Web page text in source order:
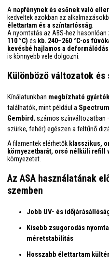
A napfénynek és esőnek való
kedveltek azokban az
élettartam és a színtartósság
A nyomtatás az ABS-hez hasonlóan
110 °C) és kb. 240–260 °C-os
kevésbé hajlamos a
is könnyebb vele dolgozni.
Különböző változatok
Kínálatunkban megbízható
találhatók, mint például a
Gembird, számos színváltozatban
szürke, fehér) egészen a feltűnő
A filamentek elérhetők klasszikus,
környezetbarát, orsó nélküli refill
környezetet.
Az ASA használatának
szemben
Jobb UV- és
Kisebb zsugorodás
méretstabilitás
Hosszabb élettartam